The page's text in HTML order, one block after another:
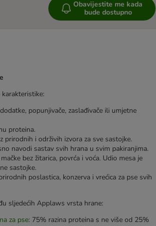
Obavijestite me kada
bude dostupno
popunjivače, zaslađivače ili umjetne
proteina.
prirodnih i održivih izvora za sve sastojke.
navodi sastav svih hrana u svim pakiranjima.
bez žitarica, povrća i voća. Udio mesa je
sastojke.
poslastica, konzerva i vrećica za pse svih
sljedećih Applaws vrsta hrane:
za pse: 75% razina proteina s ne više od 25%